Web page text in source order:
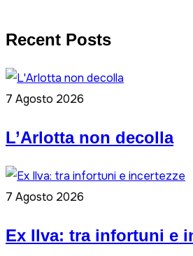
Recent Posts
7 Agosto 2026
L’Arlotta non decolla
7 Agosto 2026
Ex Ilva: tra infortuni e